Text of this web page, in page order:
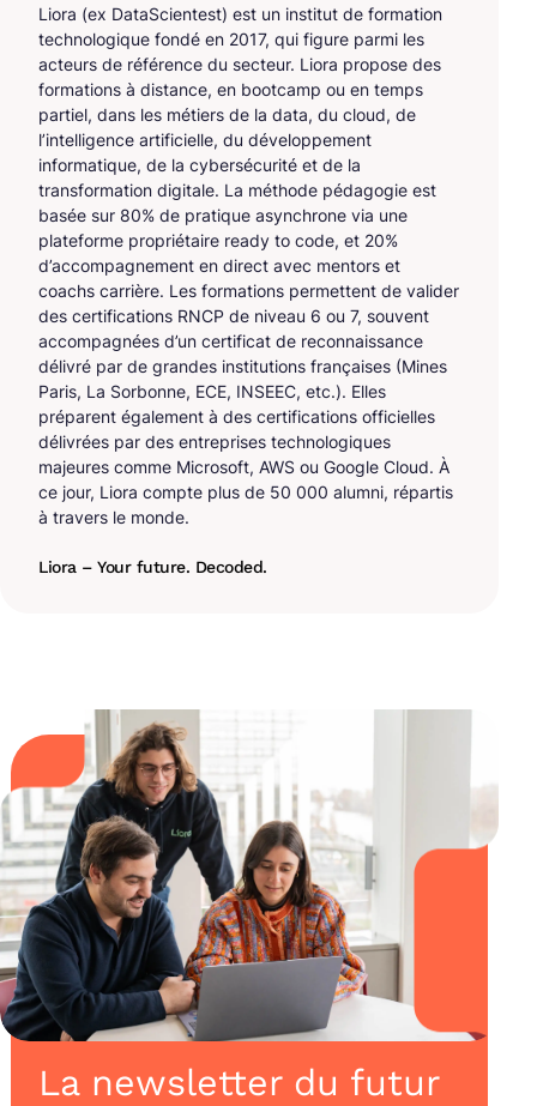
Liora (ex DataScientest) est un institut de formation
technologique fondé en 2017, qui figure parmi les
acteurs de référence du secteur. Liora propose des
formations à distance, en bootcamp ou en temps
partiel, dans les métiers de la data, du cloud, de
l’intelligence artificielle, du développement
informatique, de la cybersécurité et de la
transformation digitale. La méthode pédagogie est
basée sur 80% de pratique asynchrone via une
plateforme propriétaire ready to code, et 20%
d’accompagnement en direct avec mentors et
coachs carrière. Les formations permettent de valider
des certifications RNCP de niveau 6 ou 7, souvent
accompagnées d’un certificat de reconnaissance
délivré par de grandes institutions françaises (Mines
Paris, La Sorbonne, ECE, INSEEC, etc.). Elles
préparent également à des certifications officielles
délivrées par des entreprises technologiques
majeures comme Microsoft, AWS ou Google Cloud. À
ce jour, Liora compte plus de 50 000 alumni, répartis
à travers le monde.
Liora – Your future. Decoded.
La newsletter du futur